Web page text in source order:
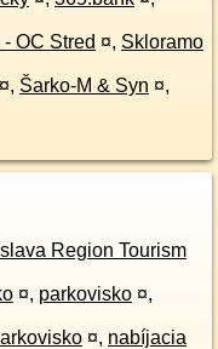
OC Stred ¤, Skloramo
¤, Šarko-M & Syn ¤,
Region Tourism
¤, parkovisko ¤,
¤, nabíjacia